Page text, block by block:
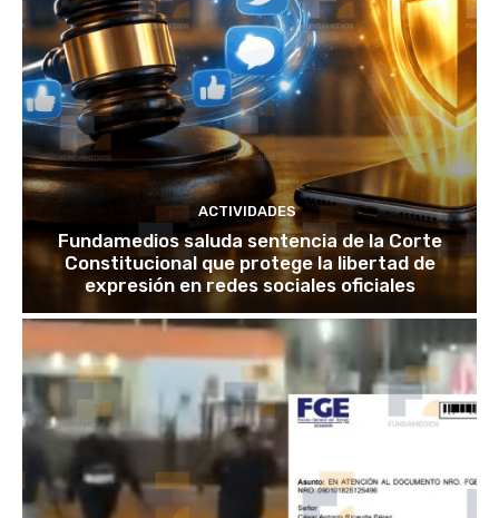
ACTIVIDADES
Fundamedios saluda sentencia de la Corte
Constitucional que protege la libertad de
expresión en redes sociales oficiales